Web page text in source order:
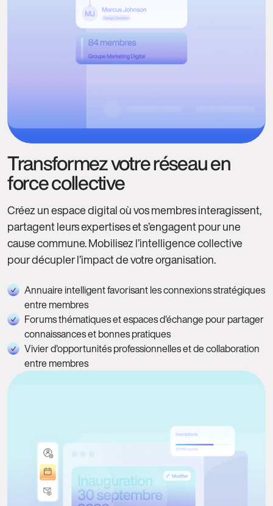
Transformez votre réseau en
force collective
Créez un espace digital où vos membres interagissent,
partagent leurs expertises et s’engagent pour une
cause commune. Mobilisez l’intelligence collective
pour décupler l’impact de votre organisation.
Annuaire intelligent favorisant les connexions stratégiques
entre membres
Forums thématiques et espaces d'échange pour partager
connaissances et bonnes pratiques
Vivier d'opportunités professionnelles et de collaboration
entre membres